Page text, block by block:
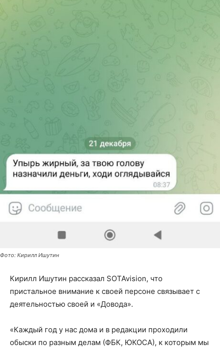
Фото: Кирилл Ишутин
Кирилл Ишутин рассказал SOTAvision, что
пристальное внимание к своей персоне связывает с
деятельностью своей и «Довода».
«Каждый год у нас дома и в редакции проходили
обыски по разным делам (ФБК, ЮКОСА), к которым мы